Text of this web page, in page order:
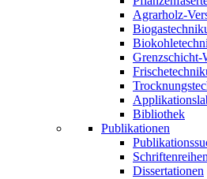
Agrarholz-
Grenzschicht-
Bibliothek
Publikationen
Schriftenreihen
Dissertationen